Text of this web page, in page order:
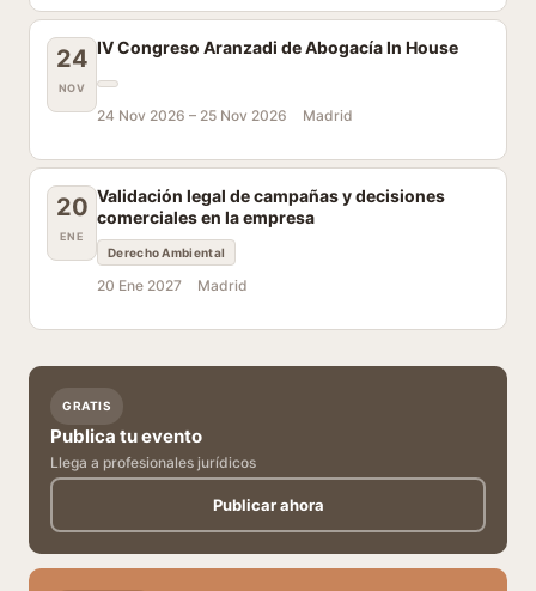
24
NOV
IV Congreso Aranzadi de Abogacía In House
24 Nov 2026 – 25 Nov 2026 Madrid
20
ENE
Validación legal de campañas y decisiones
comerciales en la empresa
Derecho Ambiental
20 Ene 2027 Madrid
GRATIS
Publica tu evento
Llega a profesionales jurídicos
Publicar ahora